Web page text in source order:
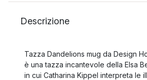
Descrizione
Tazza Dandelions mug da Design
è una tazza incantevole della Elsa
in cui Catharina Kippel interpreta le